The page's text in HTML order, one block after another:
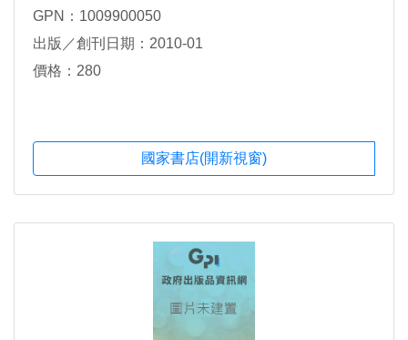
GPN：1009900050
出版／創刊日期：2010-01
價格：280
國家書店(開新視窗)